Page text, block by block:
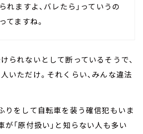
れますよ、バレたら」っていうの
てますね。
られないとして断っているそうで、
いただけ。それくらい、みんな違法
りをして自転車を装う確信犯もいま
が「原付扱い」と知らない人も多い